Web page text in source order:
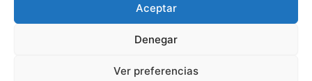
Aceptar
Denegar
Ver preferencias
Contacto